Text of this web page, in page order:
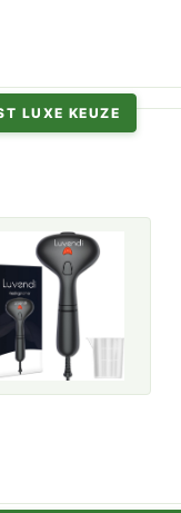
LUXE KEUZE